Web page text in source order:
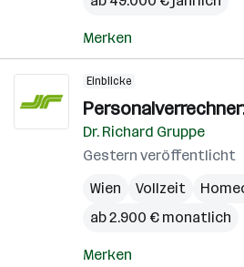
Merken
Einblicke
Dr. Richard Gruppe
Gestern veröffentlicht
Wien
Vollzeit
ab 2.900 € monatlich
Merken